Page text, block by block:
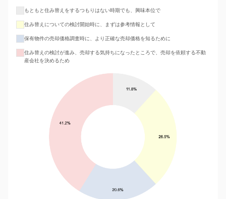
もともと住み替えをするつもりはない時期でも、興味本位で
住み替えについての検討開始時に、まずは参考情報として
保有物件の売却価格調査時に、より正確な売却価格を知るために
住み替えの検討が進み、売却する気持ちになったところで、売却を依頼する不動
産会社を決めるため